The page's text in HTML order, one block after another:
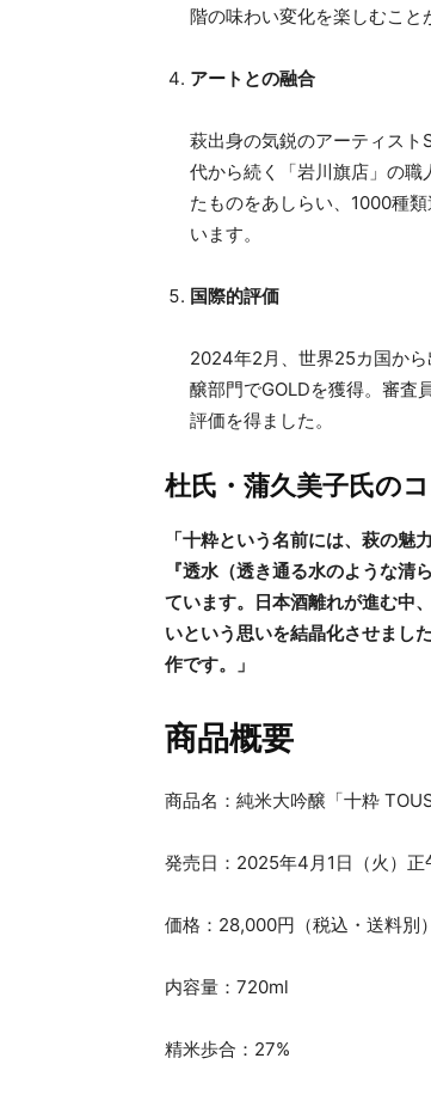
階の味わい変化を楽しむこと
アートとの融合
萩出身の気鋭のアーティス
代から続く「岩川旗店」の
たものをあしらい、1000種
います。
国際的評価
2024年2月、世界25カ国から
醸部門でGOLDを獲得。審査
評価を得ました。
杜氏・蒲久美子氏の
「十粋という名前には、萩の魅
『透水（透き通る水のような
ています。日本酒離れが進む中
いという思いを結晶化させまし
作です。」
商品概要
商品名：純米大吟醸「十粋
発売日：2025年4月1日（火）正
価格：28,000円（税込・送料別）
内容量：720ml
精米歩合：27%